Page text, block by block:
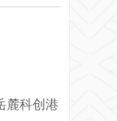
麓科创港